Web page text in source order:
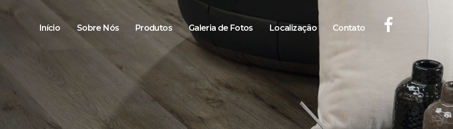
Início Sobre Nós Produtos Galeria de Fotos Localização Contato